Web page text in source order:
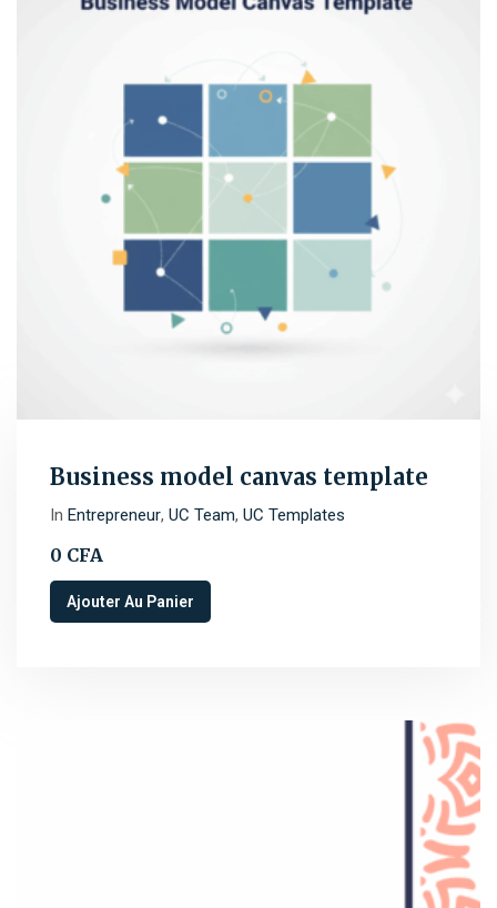
Business model canvas template
In Entrepreneur, UC Team, UC Templates
0 CFA
Ajouter Au Panier